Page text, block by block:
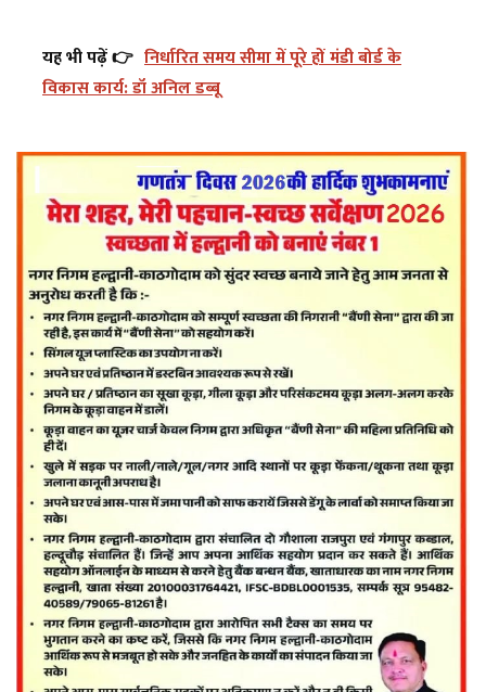
यह भी पढ़ें 👉 निर्धारित समय सीमा में पूरे हों मंडी बोर्ड के
विकास कार्य: डॉ अनिल डब्बू